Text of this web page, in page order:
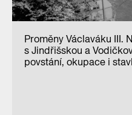
Proměny Václaváku III.
s Jindřišskou a
povstání, okupace i